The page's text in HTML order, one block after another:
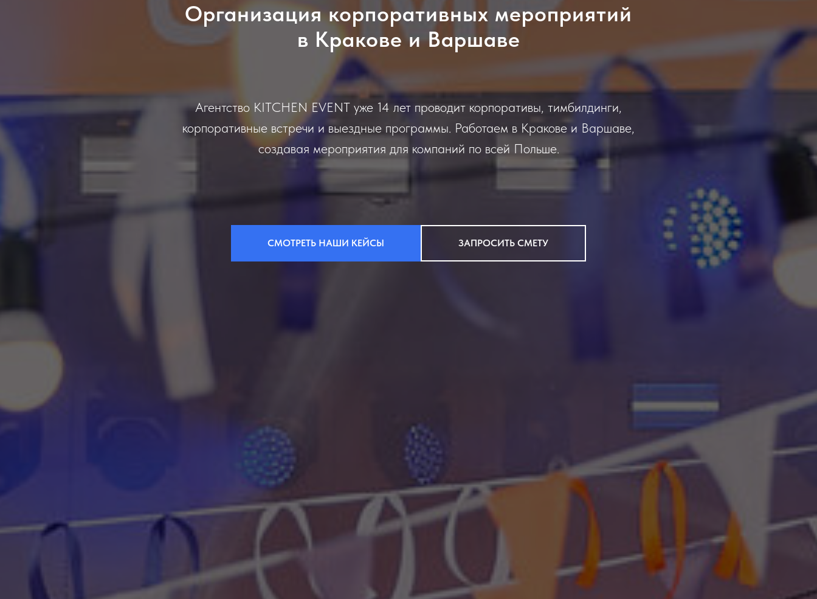
Организация корпоративных мероприятий
в Кракове и Варшаве
Агентство KITCHEN EVENT уже 14 лет проводит корпоративы, тимбилдинги,
корпоративные встречи и выездные программы. Работаем в Кракове и Варшаве,
создавая мероприятия для компаний по всей Польше.
СМОТРЕТЬ НАШИ КЕЙСЫ ЗАПРОСИТЬ СМЕТУ